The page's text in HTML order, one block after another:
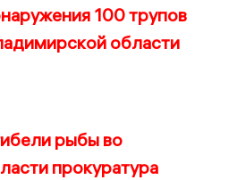
100 трупов
области
рыбы во
прокуратура